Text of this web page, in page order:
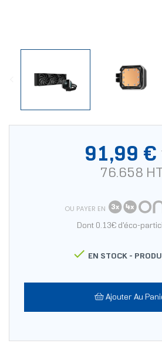
91,99 €
76.658 HT
OU PAYER EN
Dont 0.13€ d'éco-
 EN STOCK -
Ajouter Au